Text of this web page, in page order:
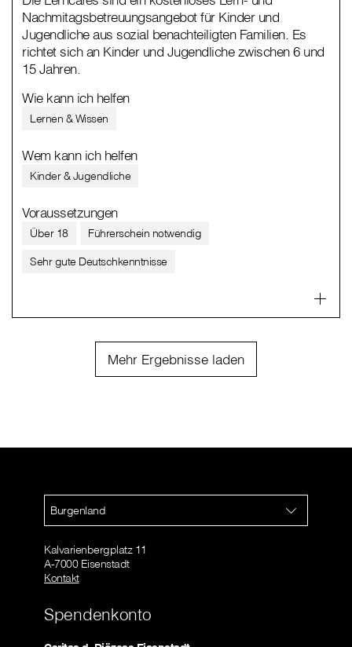
Nachmitagsbetreuungsangebot für Kinder und
Jugendliche aus sozial benachteiligten Familien. Es
richtet sich an Kinder und Jugendliche zwischen 6 und
15 Jahren.
Wie kann ich helfen
Lernen & Wissen
Wem kann ich helfen
Kinder & Jugendliche
Voraussetzungen
Über 18
Führerschein notwendig
Sehr gute Deutschkenntnisse
Mehr Ergebnisse laden
Burgenland
Kalvarienbergplatz 11
A-7000 Eisenstadt
Kontakt
Spendenkonto